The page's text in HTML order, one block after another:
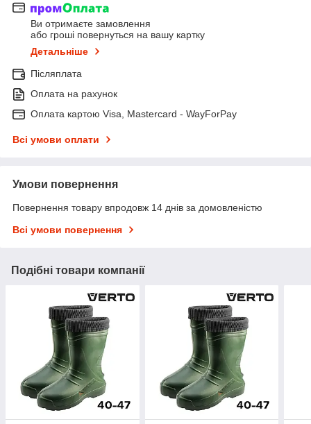
Ви отримаєте замовлення
або гроші повернуться на вашу картку
Детальніше
Післяплата
Оплата на рахунок
Оплата картою Visa, Mastercard - WayForPay
Всі умови оплати
Умови повернення
Повернення товару впродовж 14 днів за домовленістю
Всі умови повернення
Подібні товари компанії